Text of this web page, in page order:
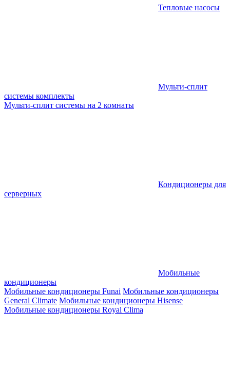
Тепловые насосы
Мульти-сплит
системы комплекты
Мульти-сплит системы на 2 комнаты
Кондиционеры для
серверных
Мобильные
кондиционеры
Мобильные кондиционеры Funai Мобильные кондиционеры
General Climate Мобильные кондиционеры Hisense
Мобильные кондиционеры Royal Clima